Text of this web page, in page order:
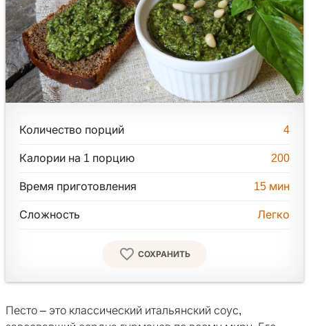
Количество порций 4
Калории на 1 порцию 200
Время приготовления 15 мин
Сложность Легко
СОХРАНИТЬ
Песто – это классический итальянский соус,